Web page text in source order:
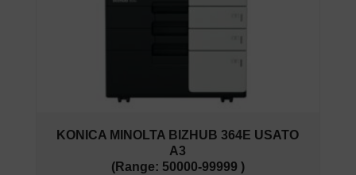
KONICA MINOLTA BIZHUB 364E USATO
A3
(Range: 50000-99999 )